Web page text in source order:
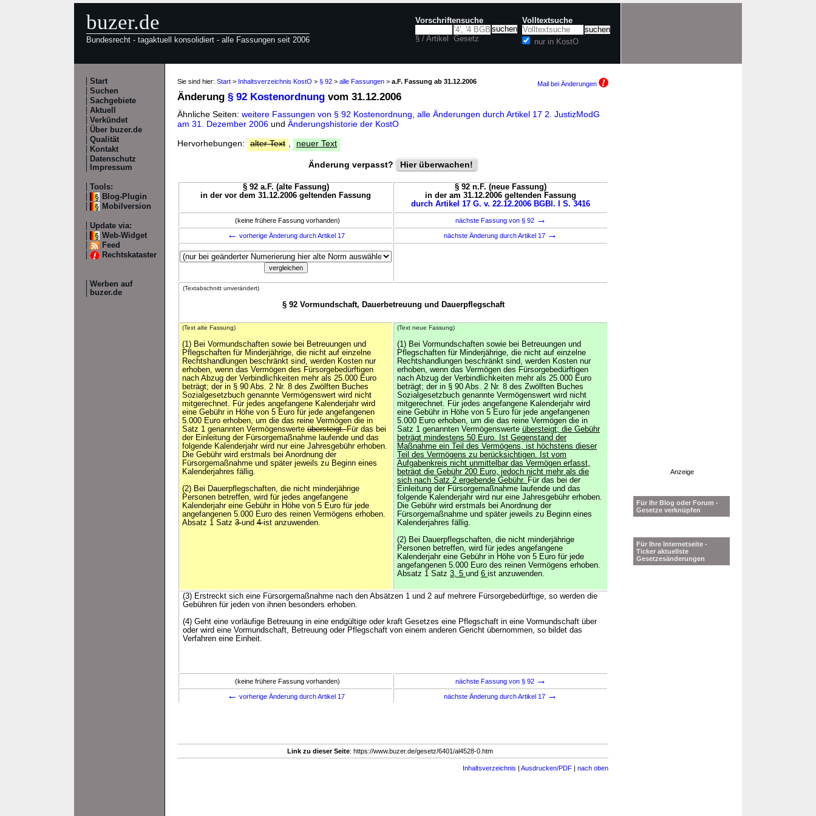
buzer.de
Bundesrecht - tagaktuell konsolidiert - alle Fassungen seit 2006
Vorschriftensuche
§ / Artikel Gesetz
Volltextsuche
nur in KostO
Start
Suchen
Sachgebiete
Aktuell
Verkündet
Über buzer.de
Qualität
Kontakt
Datenschutz
Impressum
Tools:
Blog-Plugin
Mobilversion
Update via:
Web-Widget
Feed
Rechtskataster
Werben auf
buzer.de
Sie sind hier: Start > Inhaltsverzeichnis KostO > § 92 > alle Fassungen > a.F. Fassung ab 31.12.2006 Mail bei Änderungen
Änderung § 92 Kostenordnung vom 31.12.2006
Ähnliche Seiten: weitere Fassungen von § 92 Kostenordnung alle Änderungen durch Artikel 17 2. JustizModG
am 31. Dezember 2006 und Änderungshistorie der KostO
Hervorhebungen:
alter Text neuer Text
Änderung verpasst? Hier überwachen!
§ 92 a.F. (alte Fassung)
in der vor dem 31.12.2006 geltenden Fassung
§ 92 n.F. (neue Fassung)
in der am 31.12.2006 geltenden Fassung
durch Artikel 17 G. v. 22.12.2006 BGBl. I S. 3416
(keine frühere Fassung vorhanden) nächste Fassung von § 92 →
← vorherige Änderung durch Artikel 17 nächste Änderung durch Artikel 17 →
(Textabschnitt unverändert)
§ 92 Vormundschaft, Dauerbetreuung und Dauerpflegschaft
(Text alte Fassung)
(1) Bei Vormundschaften sowie bei Betreuungen und
Pflegschaften für Minderjährige, die nicht auf einzelne
Rechtshandlungen beschränkt sind, werden Kosten nur
erhoben, wenn das Vermögen des Fürsorgebedürftigen
nach Abzug der Verbindlichkeiten mehr als 25.000 Euro
beträgt; der in § 90 Abs. 2 Nr. 8 des Zwölften Buches
Sozialgesetzbuch genannte Vermögenswert wird nicht
mitgerechnet. Für jedes angefangene Kalenderjahr wird
eine Gebühr in Höhe von 5 Euro für jede angefangenen
5.000 Euro erhoben, um die das reine Vermögen die in
Satz 1 genannten Vermögenswerte übersteigt.Für das bei
der Einleitung der Fürsorgemaßnahme laufende und das
folgende Kalenderjahr wird nur eine Jahresgebühr erhoben.
Die Gebühr wird erstmals bei Anordnung der
Fürsorgemaßnahme und später jeweils zu Beginn eines
Kalenderjahres fällig.
(2) Bei Dauerpflegschaften, die nicht minderjährige
Personen betreffen, wird für jedes angefangene
Kalenderjahr eine Gebühr in Höhe von 5 Euro für jede
angefangenen 5.000 Euro des reinen Vermögens erhoben.
Absatz 1 Satz 3und 4ist anzuwenden.
(Text neue Fassung)
(1) Bei Vormundschaften sowie bei Betreuungen und
Pflegschaften für Minderjährige, die nicht auf einzelne
Rechtshandlungen beschränkt sind, werden Kosten nur
erhoben, wenn das Vermögen des Fürsorgebedürftigen
nach Abzug der Verbindlichkeiten mehr als 25.000 Euro
beträgt; der in § 90 Abs. 2 Nr. 8 des Zwölften Buches
Sozialgesetzbuch genannte Vermögenswert wird nicht
mitgerechnet. Für jedes angefangene Kalenderjahr wird
eine Gebühr in Höhe von 5 Euro für jede angefangenen
5.000 Euro erhoben, um die das reine Vermögen die in
Satz 1 genannten Vermögenswerte übersteigt; die Gebühr
beträgt mindestens 50 Euro. Ist Gegenstand der
Maßnahme ein Teil des Vermögens, ist höchstens dieser
Teil des Vermögens zu berücksichtigen. Ist vom
Aufgabenkreis nicht unmittelbar das Vermögen erfasst,
beträgt die Gebühr 200 Euro, jedoch nicht mehr als die
sich nach Satz 2 ergebende Gebühr. Für das bei der
Einleitung der Fürsorgemaßnahme laufende und das
folgende Kalenderjahr wird nur eine Jahresgebühr erhoben.
Die Gebühr wird erstmals bei Anordnung der
Fürsorgemaßnahme und später jeweils zu Beginn eines
Kalenderjahres fällig.
(2) Bei Dauerpflegschaften, die nicht minderjährige
Personen betreffen, wird für jedes angefangene
Kalenderjahr eine Gebühr in Höhe von 5 Euro für jede
angefangenen 5.000 Euro des reinen Vermögens erhoben.
Absatz 1 Satz 3, 5 und 6 ist anzuwenden.
(3) Erstreckt sich eine Fürsorgemaßnahme nach den Absätzen 1 und 2 auf mehrere Fürsorgebedürftige, so werden die
Gebühren für jeden von ihnen besonders erhoben.
(4) Geht eine vorläufige Betreuung in eine endgültige oder kraft Gesetzes eine Pflegschaft in eine Vormundschaft über
oder wird eine Vormundschaft, Betreuung oder Pflegschaft von einem anderen Gericht übernommen, so bildet das
Verfahren eine Einheit.
(keine frühere Fassung vorhanden) nächste Fassung von § 92 →
← vorherige Änderung durch Artikel 17 nächste Änderung durch Artikel 17 →
Link zu dieser Seite: https://www.buzer.de/gesetz/6401/al4528-0.htm
Inhaltsverzeichnis | Ausdrucken/PDF | nach oben
Anzeige
Für Ihr Blog oder Forum -
Gesetze verknüpfen
Für Ihre Internetseite -
Ticker aktuellste
Gesetzesänderungen